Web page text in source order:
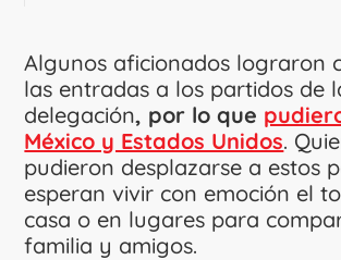
Algunos aficionados lograron
las entradas a los partidos de
delegación, por lo que
México y Estados Unidos.
pudieron desplazarse a estos
esperan vivir con emoción el
casa o en lugares para
familia y amigos.